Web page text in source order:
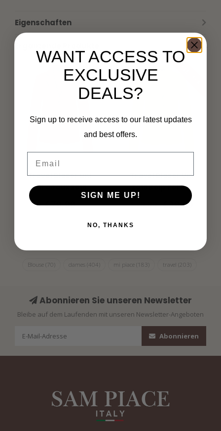
Eigenschaften
MI PIACE
Travel Blazer uni
Bordeaux 2015
€79,99
Travel Blazer Uni
2015 Kelp Forest
€79,99 €39,99
Blouse (70) dames (404) mi piace (183) travel (203)
Abonnieren Sie unseren Newsletter
Bleibe auf dem Laufenden mit unseren Newsletter-Angeboten
Abonnieren
WANT ACCESS TO
EXCLUSIVE
DEALS?
Sign up to receive access to our latest updates
and best offers.
SIGN ME UP!
NO, THANKS